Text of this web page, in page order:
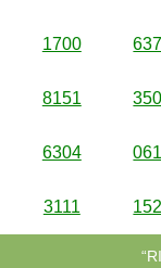
1700
8151
6304
3111